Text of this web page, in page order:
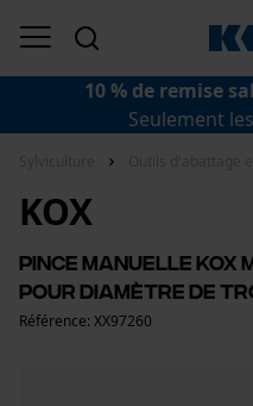
10 % de remise
Seulement
KOX
Pince manuelle KOX
pour diamètre de
Référence: XX97260